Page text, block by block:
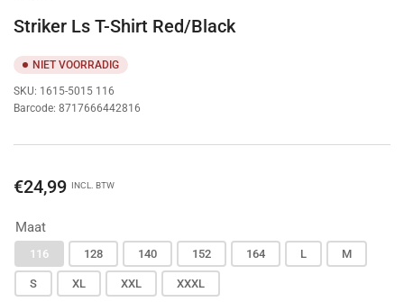
Striker Ls T-Shirt Red/Black
NIET VOORRADIG
SKU: 1615-5015 116
Barcode: 8717666442816
Normale
€24,99 INCL. BTW
Maat
116 128 140 152 164 L M
S XL XXL XXXL